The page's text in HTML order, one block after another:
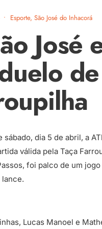
• Esporte, São José do Inhacorá
José
dia 5 de abril, a
válida pela Taça
foi palco de um
Lucas Manoel e